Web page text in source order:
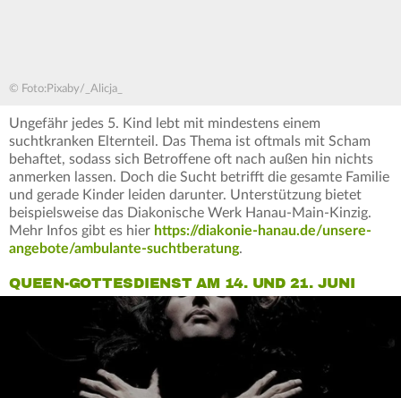
© Foto:Pixaby/_Alicja_
Ungefähr jedes 5. Kind lebt mit mindestens einem
suchtkranken Elternteil. Das Thema ist oftmals mit Scham
behaftet, sodass sich Betroffene oft nach außen hin nichts
anmerken lassen. Doch die Sucht betrifft die gesamte Familie
und gerade Kinder leiden darunter. Unterstützung bietet
beispielsweise das Diakonische Werk Hanau-Main-Kinzig.
Mehr Infos gibt es hier https://diakonie-hanau.de/unsere-
angebote/ambulante-suchtberatung.
QUEEN-GOTTESDIENST AM 14. UND 21. JUNI